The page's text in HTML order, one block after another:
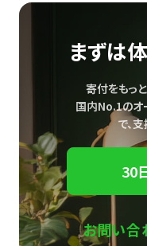
まずは
寄付をもっ
国内No.1のオ
で、支
30
お問い合